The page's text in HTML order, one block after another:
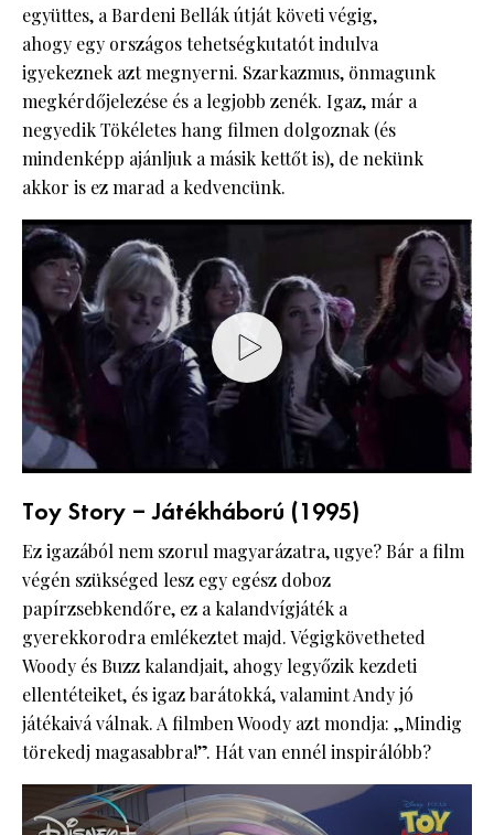
együttes, a Bardeni Bellák útját követi végig,
ahogy egy országos tehetségkutatót indulva
igyekeznek azt megnyerni. Szarkazmus, önmagunk
megkérdőjelezése és a legjobb zenék. Igaz, már a
negyedik Tökéletes hang filmen dolgoznak (és
mindenképp ajánljuk a másik kettőt is), de nekünk
akkor is ez marad a kedvencünk.
Toy Story – Játékháború (1995)
Ez igazából nem szorul magyarázatra, ugye? Bár a film
végén szükséged lesz egy egész doboz
papírzsebkendőre, ez a kalandvígjáték a
gyerekkorodra emlékeztet majd. Végigkövetheted
Woody és Buzz kalandjait, ahogy legyőzik kezdeti
ellentéteiket, és igaz barátokká, valamint Andy jó
játékaivá válnak. A filmben Woody azt mondja: „Mindig
törekedj magasabbra!”. Hát van ennél inspirálóbb?